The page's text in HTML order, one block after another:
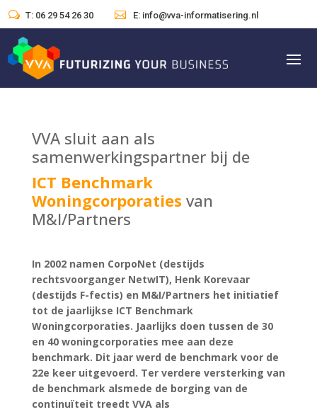
w T: 06 29 54 26 30  E: info@vva-informatisering.nl
VVA sluit aan als
samenwerkingspartner bij de
ICT Benchmark
Woningcorporaties van
M&I/Partners
In 2002 namen CorpoNet (destijds
rechtsvoorganger NetwIT), Henk Korevaar
(destijds F-fectis) en M&I/Partners het initiatief
tot de jaarlijkse ICT Benchmark
Woningcorporaties. Jaarlijks doen tussen de 30
en 40 woningcorporaties mee aan deze
benchmark. Dit jaar werd de benchmark voor de
22e keer uitgevoerd. Ter verdere versterking van
de benchmark alsmede de borging van de
continuïteit treedt VVA als